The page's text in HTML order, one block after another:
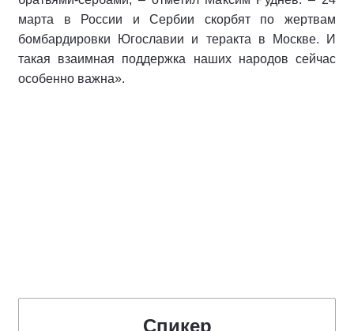
марта в России и Сербии скорбят по жертвам
бомбардировки Югославии и теракта в Москве. И
такая взаимная поддержка наших народов сейчас
особенно важна».
Спикер